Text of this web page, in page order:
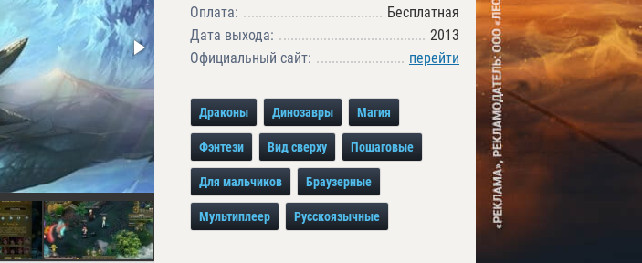
Оплата:
Бесплатная
Дата выхода:
2013
Официальный сайт:
перейти
Драконы Динозавры Магия
Фэнтези Вид сверху Пошаговые
Для мальчиков Браузерные
Мультиплеер Русскоязычные